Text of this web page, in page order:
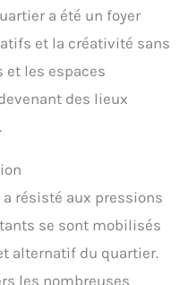
a été un foyer
et la créativité sans
et les espaces
des lieux
résisté aux pressions
se sont mobilisés
alternatif du quartier.
les nombreuses